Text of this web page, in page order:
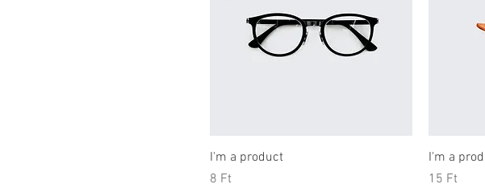
I'm a product
Price
8 Ft
I'm a
Price
15 Ft